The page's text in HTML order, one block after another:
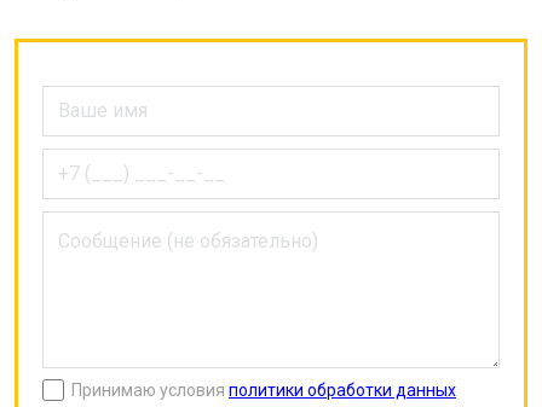
Принимаю условия политики обработки данных